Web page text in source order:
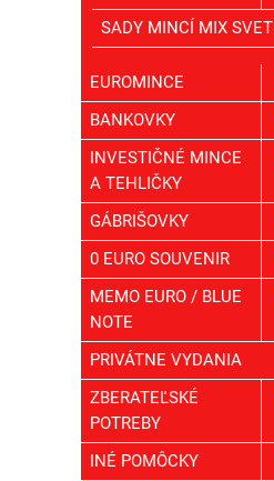
SADY MINCÍ MIX SVET
EUROMINCE
BANKOVKY
INVESTIČNÉ MINCE
A TEHLIČKY
GÁBRIŠOVKY
0 EURO SOUVENIR
MEMO EURO / BLUE
NOTE
PRIVÁTNE VYDANIA
ZBERATEĽSKÉ
POTREBY
INÉ POMÔCKY